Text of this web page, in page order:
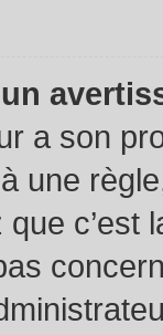
a son
une
c’est